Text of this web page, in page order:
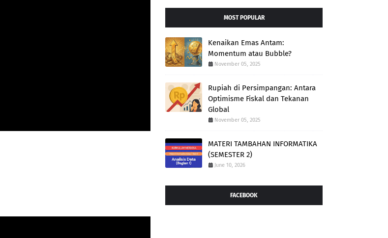
MOST POPULAR
Kenaikan Emas Antam:
Momentum atau Bubble?
November 05, 2025
Rupiah di Persimpangan: Antara
Optimisme Fiskal dan Tekanan
Global
November 05, 2025
MATERI TAMBAHAN INFORMATIKA
(SEMESTER 2)
June 10, 2026
FACEBOOK